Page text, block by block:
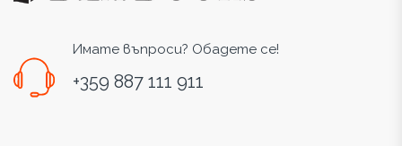
Имате въпроси? Обадете се!
+359 887 111 911